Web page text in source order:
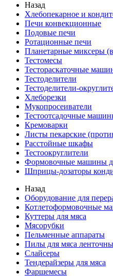
Назад
Хлебопекарное и
Печи конвекционные
Подовые печи
Ротационные печи
Планетарные миксеры
Тестомесы
Тестораскаточные
Тестоделители
Тестоделители-
Хлеборезки
Мукопросеиватели
Тестоотсадочные
Кремоварки
Листы пекарские
Расстойные шкафы
Тестоокруглители
Формовочные машины
Шприцы-дозаторы
Назад
Оборудование для
Котлетоформовочные
Куттеры для мяса
Мясорубки
Пельменные аппараты
Пилы для мяса
Слайсеры
Тендерайзеры для мяса
Фаршемесы